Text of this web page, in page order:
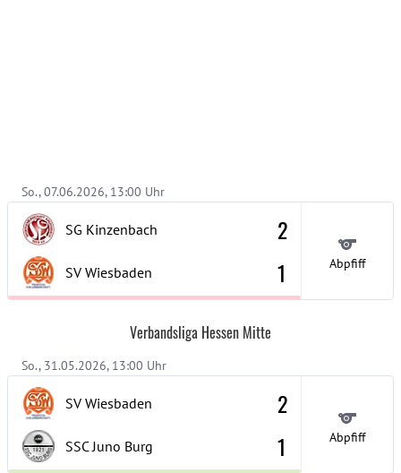
So., 07.06.2026, 13:00 Uhr
SG Kinzenbach
SV Wiesbaden
2
1
Abpfiff
Verbandsliga Hessen Mitte
So., 31.05.2026, 13:00 Uhr
SV Wiesbaden
SSC Juno Burg
2
1
Abpfiff